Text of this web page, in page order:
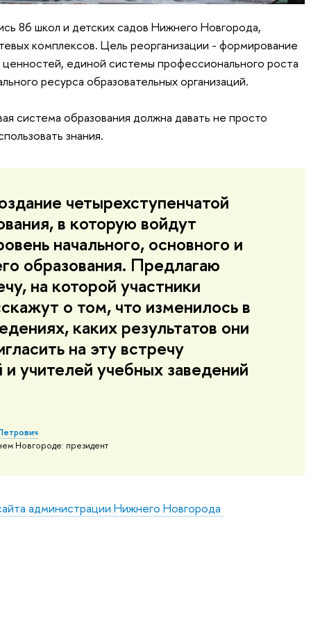
86 школ и детских садов Нижнего Новгорода,
комплексов. Цель реорганизации - формирование
единой системы профессионального роста
ресурса образовательных организаций.
система образования должна давать не просто
знания.
четырехступенчатой
в которую войдут
начального, основного и
образования. Предлагаю
на которой участники
о том, что изменилось в
каких результатов они
на эту встречу
учителей учебных заведений
Новгороде: президент
администрации Нижнего Новгорода